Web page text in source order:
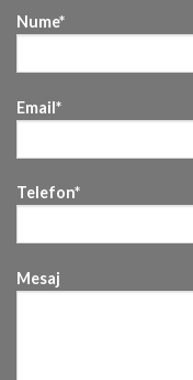
Nume*
Email*
Telefon*
Mesaj